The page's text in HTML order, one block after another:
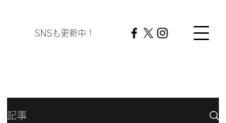
​ SNSも更新中！
記事